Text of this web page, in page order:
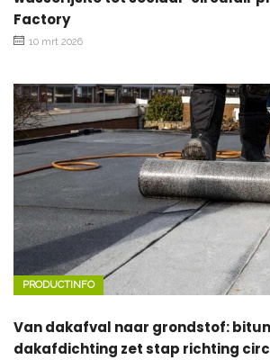
Factory
10 mrt 2026
PRODUCTINFO
Van dakafval naar grondstof:
dakafdichting zet stap richting